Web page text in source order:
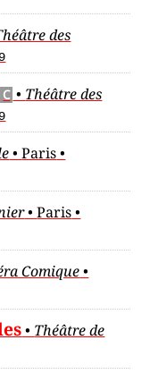
des
C • Théâtre des
•Paris•
•Paris•
Comique•
• Théâtre de